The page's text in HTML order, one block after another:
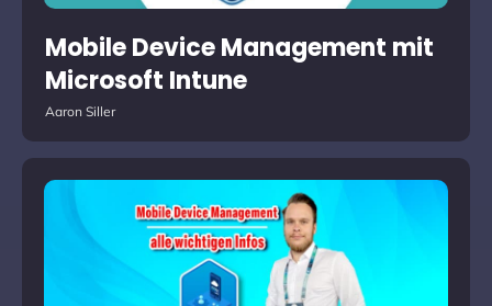
Mobile Device Management mit
Microsoft Intune
Aaron Siller